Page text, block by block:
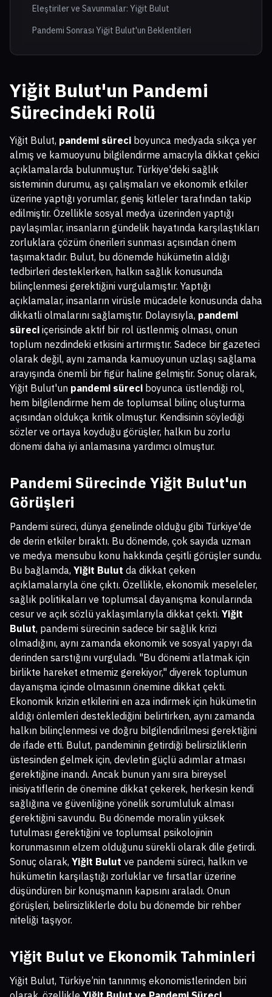
Eleştiriler ve Savunmalar: Yiğit Bulut
Pandemi Sonrası Yiğit Bulut'un Beklentileri
Yiğit Bulut'un Pandemi
Sürecindeki Rolü
Yiğit Bulut, pandemi süreci boyunca medyada sıkça yer
almış ve kamuoyunu bilgilendirme amacıyla dikkat çekici
açıklamalarda bulunmuştur. Türkiye'deki sağlık
sisteminin durumu, aşı çalışmaları ve ekonomik etkiler
üzerine yaptığı yorumlar, geniş kitleler tarafından takip
edilmiştir. Özellikle sosyal medya üzerinden yaptığı
paylaşımlar, insanların gündelik hayatında karşılaştıkları
zorluklara çözüm önerileri sunması açısından önem
taşımaktadır. Bulut, bu dönemde hükümetin aldığı
tedbirleri desteklerken, halkın sağlık konusunda
bilinçlenmesi gerektiğini vurgulamıştır. Yaptığı
açıklamalar, insanların virüsle mücadele konusunda daha
dikkatli olmalarını sağlamıştır. Dolayısıyla, pandemi
süreci içerisinde aktif bir rol üstlenmiş olması, onun
toplum nezdindeki etkisini artırmıştır. Sadece bir gazeteci
olarak değil, aynı zamanda kamuoyunun uzlaşı sağlama
arayışında önemli bir figür haline gelmiştir. Sonuç olarak,
Yiğit Bulut'un pandemi süreci boyunca üstlendiği rol,
hem bilgilendirme hem de toplumsal bilinç oluşturma
açısından oldukça kritik olmuştur. Kendisinin söylediği
sözler ve ortaya koyduğu görüşler, halkın bu zorlu
dönemi daha iyi anlamasına yardımcı olmuştur.
Pandemi Sürecinde Yiğit Bulut'un
Görüşleri
Pandemi süreci, dünya genelinde olduğu gibi Türkiye'de
de derin etkiler bıraktı. Bu dönemde, çok sayıda uzman
ve medya mensubu konu hakkında çeşitli görüşler sundu.
Bu bağlamda, Yiğit Bulut da dikkat çeken
açıklamalarıyla öne çıktı. Özellikle, ekonomik meseleler,
sağlık politikaları ve toplumsal dayanışma konularında
cesur ve açık sözlü yaklaşımlarıyla dikkat çekti. Yiğit
Bulut, pandemi sürecinin sadece bir sağlık krizi
olmadığını, aynı zamanda ekonomik ve sosyal yapıyı da
derinden sarstığını vurguladı. "Bu dönemi atlatmak için
birlikte hareket etmemiz gerekiyor," diyerek toplumun
dayanışma içinde olmasının önemine dikkat çekti.
Ekonomik krizin etkilerini en aza indirmek için hükümetin
aldığı önlemleri desteklediğini belirtirken, aynı zamanda
halkın bilinçlenmesi ve doğru bilgilendirilmesi gerektiğini
de ifade etti. Bulut, pandeminin getirdiği belirsizliklerin
üstesinden gelmek için, devletin güçlü adımlar atması
gerektiğine inandı. Ancak bunun yanı sıra bireysel
inisiyatiflerin de önemine dikkat çekerek, herkesin kendi
sağlığına ve güvenliğine yönelik sorumluluk alması
gerektiğini savundu. Bu dönemde moralin yüksek
tutulması gerektiğini ve toplumsal psikolojinin
korunmasının elzem olduğunu sürekli olarak dile getirdi.
Sonuç olarak, Yiğit Bulut ve pandemi süreci, halkın ve
hükümetin karşılaştığı zorluklar ve fırsatlar üzerine
düşündüren bir konuşmanın kapısını araladı. Onun
görüşleri, belirsizliklerle dolu bu dönemde bir rehber
niteliği taşıyor.
Yiğit Bulut ve Ekonomik Tahminleri
Yiğit Bulut, Türkiye’nin tanınmış ekonomistlerinden biri